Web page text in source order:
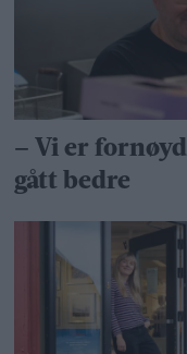
– Vi er
gått bedre